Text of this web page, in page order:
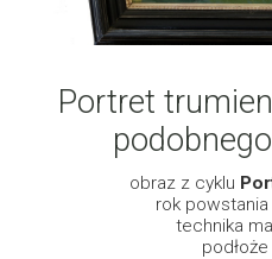
Portret
obraz z cyklu
rok
technika
podłoże